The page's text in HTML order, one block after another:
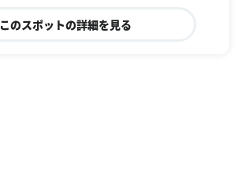
このスポットの詳細を見る